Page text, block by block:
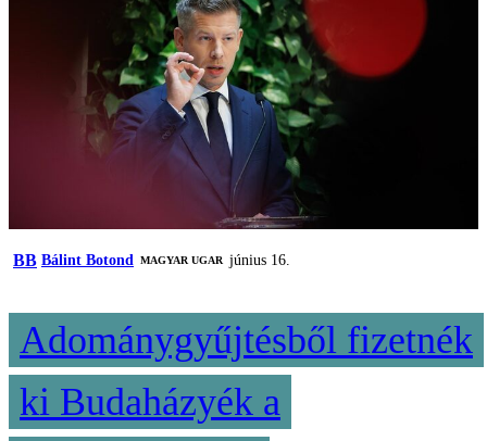
BB Bálint Botond MAGYAR UGAR június 16.
Adománygyűjtésből fizetnék
ki Budaházyék a